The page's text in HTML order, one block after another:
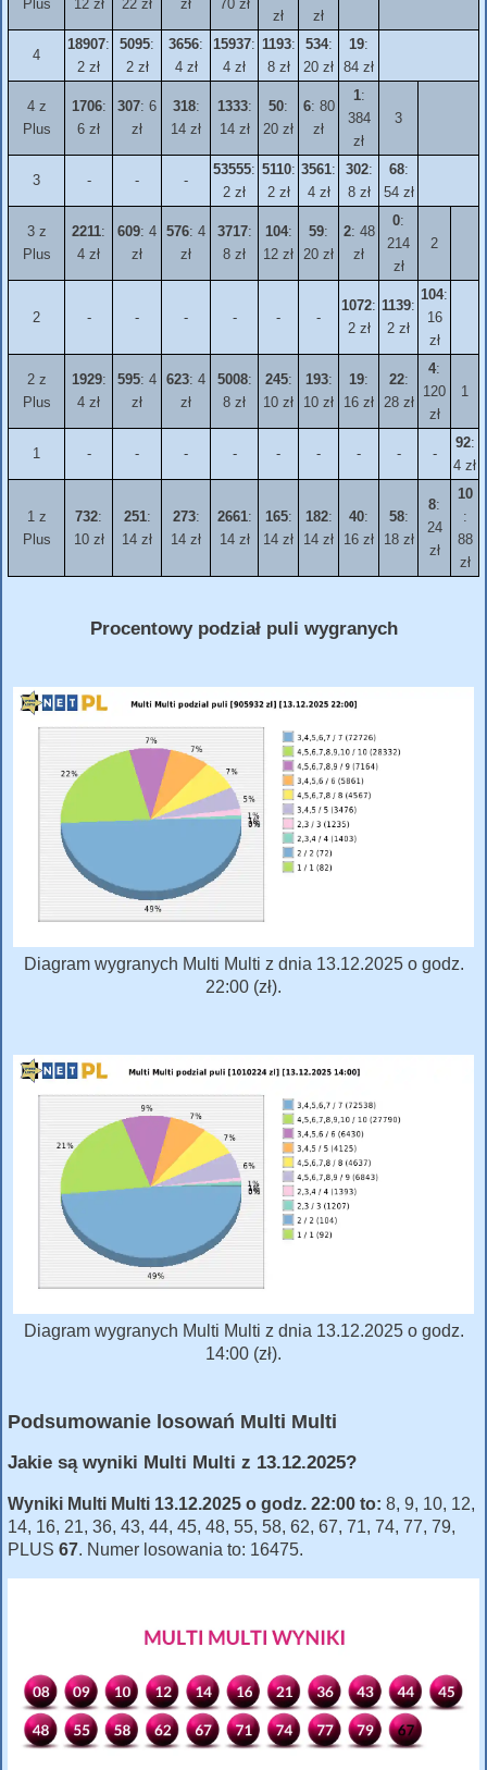
Plus
12 zł
22 zł
zł
70 zł
zł
zł
4
18907:
2 zł
5095:
2 zł
3656:
4 zł
15937:
4 zł
1193:
8 zł
534:
20 zł
19:
84 zł
4 z
Plus
1706:
6 zł
307: 6
zł
318:
14 zł
1333:
14 zł
50:
20 zł
6: 80
zł
1:
384
zł
3
3 - - -
53555:
2 zł
5110:
2 zł
3561:
4 zł
302:
8 zł
68:
54 zł
3 z
Plus
2211:
4 zł
609: 4
zł
576: 4
zł
3717:
8 zł
104:
12 zł
59:
20 zł
2: 48
zł
0:
214
zł
2
2 - - - - - -
1072:
2 zł
1139:
2 zł
104:
16
zł
2 z
Plus
1929:
4 zł
595: 4
zł
623: 4
zł
5008:
8 zł
245:
10 zł
193:
10 zł
19:
16 zł
22:
28 zł
4:
120
zł
1
1 - - - - - - - - -
92:
4 zł
1 z
Plus
732:
10 zł
251:
14 zł
273:
14 zł
2661:
14 zł
165:
14 zł
182:
14 zł
40:
16 zł
58:
18 zł
8:
24
zł
10
:
88
zł
Procentowy podział puli wygranych
Diagram wygranych Multi Multi z dnia 13.12.2025 o godz.
22:00 (zł).
Diagram wygranych Multi Multi z dnia 13.12.2025 o godz.
14:00 (zł).
Podsumowanie losowań Multi Multi
Jakie są wyniki Multi Multi z 13.12.2025?
Wyniki Multi Multi 13.12.2025 o godz. 22:00 to: 8, 9, 10, 12,
14, 16, 21, 36, 43, 44, 45, 48, 55, 58, 62, 67, 71, 74, 77, 79,
PLUS 67. Numer losowania to: 16475.